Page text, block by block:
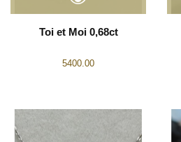
Toi et Moi 0,68ct
5400.00